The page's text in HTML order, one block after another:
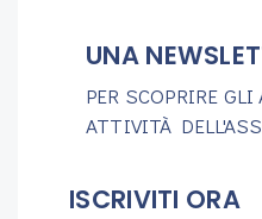
UNA
PER SCOPRIRE
ATTIVITÀ
ISCRIVITI ORA